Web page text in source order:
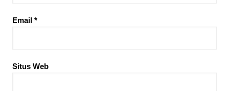
Email *
Situs Web